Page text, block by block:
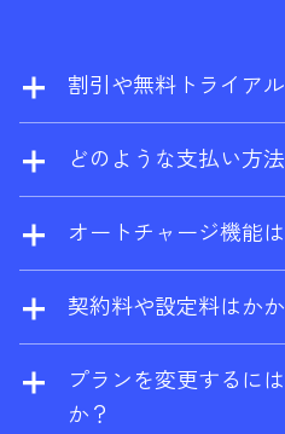
割引や無料トライア
当社では割引を提供
し、ウェブサイトの
およびサイト監査を
どのような支払い方
Visa、Mastercard、
UnionPay がご利用い
にも対応しています。
オートチャージ機能
前払いを選択してい
は自動的に従量課金
と、消費量がプラン
動的に課金されます。
契約料や設定料はか
契約料や設定料は一
もプランの変更や解
プランを変更するに
か？